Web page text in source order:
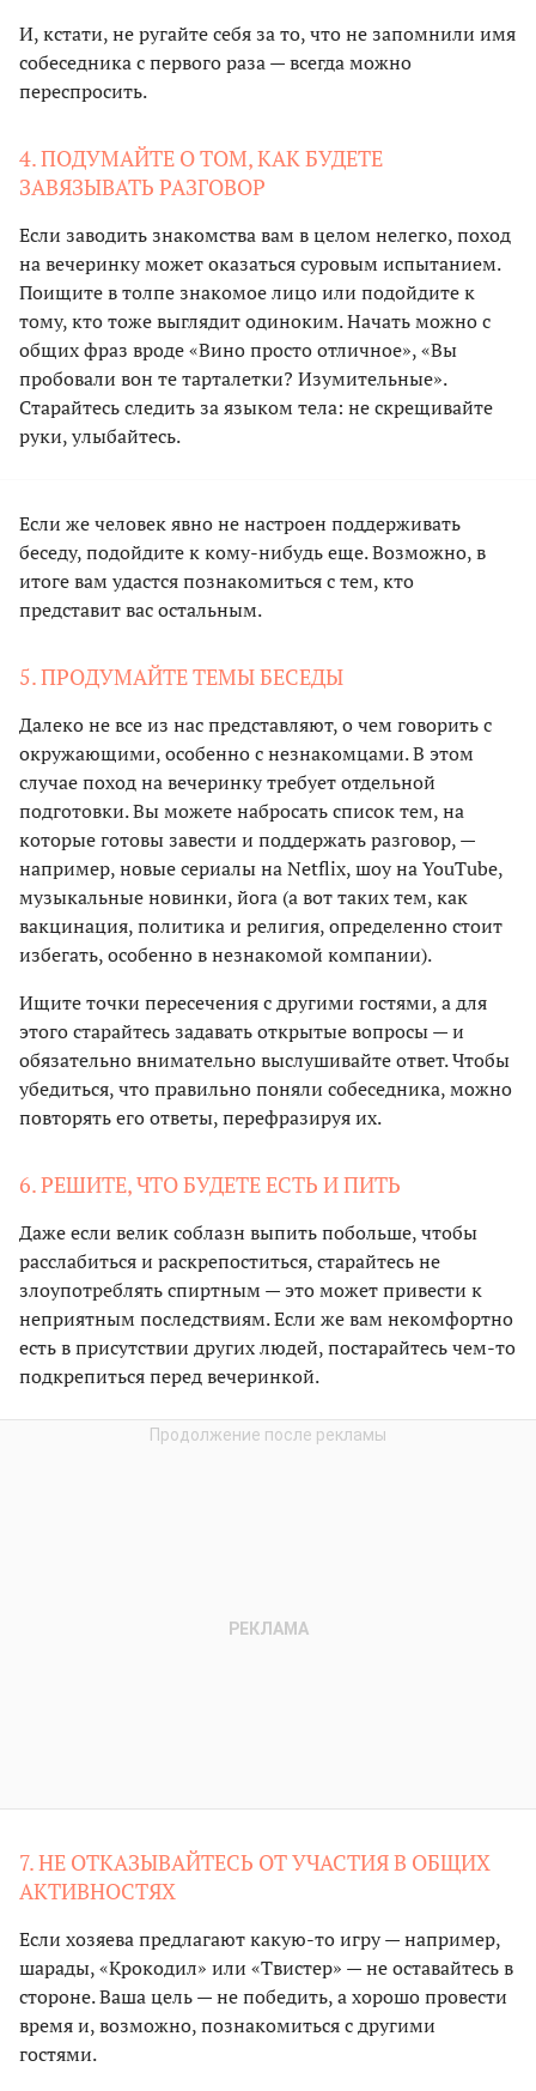
И, кстати, не ругайте себя за то, что не запомнили имя
собеседника с первого раза — всегда можно
переспросить.
4. ПОДУМАЙТЕ О ТОМ, КАК БУДЕТЕ
ЗАВЯЗЫВАТЬ РАЗГОВОР
Если заводить знакомства вам в целом нелегко, поход
на вечеринку может оказаться суровым испытанием.
Поищите в толпе знакомое лицо или подойдите к
тому, кто тоже выглядит одиноким. Начать можно с
общих фраз вроде «Вино просто отличное», «Вы
пробовали вон те тарталетки? Изумительные».
Старайтесь следить за языком тела: не скрещивайте
руки, улыбайтесь.
Если же человек явно не настроен поддерживать
беседу, подойдите к кому-нибудь еще. Возможно, в
итоге вам удастся познакомиться с тем, кто
представит вас остальным.
5. ПРОДУМАЙТЕ ТЕМЫ БЕСЕДЫ
Далеко не все из нас представляют, о чем говорить с
окружающими, особенно с незнакомцами. В этом
случае поход на вечеринку требует отдельной
подготовки. Вы можете набросать список тем, на
которые готовы завести и поддержать разговор, —
например, новые сериалы на Netflix, шоу на YouTube,
музыкальные новинки, йога (а вот таких тем, как
вакцинация, политика и религия, определенно стоит
избегать, особенно в незнакомой компании).
Ищите точки пересечения с другими гостями, а для
этого старайтесь задавать открытые вопросы — и
обязательно внимательно выслушивайте ответ. Чтобы
убедиться, что правильно поняли собеседника, можно
повторять его ответы, перефразируя их.
6. РЕШИТЕ, ЧТО БУДЕТЕ ЕСТЬ И ПИТЬ
Даже если велик соблазн выпить побольше, чтобы
расслабиться и раскрепоститься, старайтесь не
злоупотреблять спиртным — это может привести к
неприятным последствиям. Если же вам некомфортно
есть в присутствии других людей, постарайтесь чем-то
подкрепиться перед вечеринкой.
7. НЕ ОТКАЗЫВАЙТЕСЬ ОТ УЧАСТИЯ В ОБЩИХ
АКТИВНОСТЯХ
Если хозяева предлагают какую-то игру — например,
шарады, «Крокодил» или «Твистер» — не оставайтесь в
стороне. Ваша цель — не победить, а хорошо провести
время и, возможно, познакомиться с другими
гостями.